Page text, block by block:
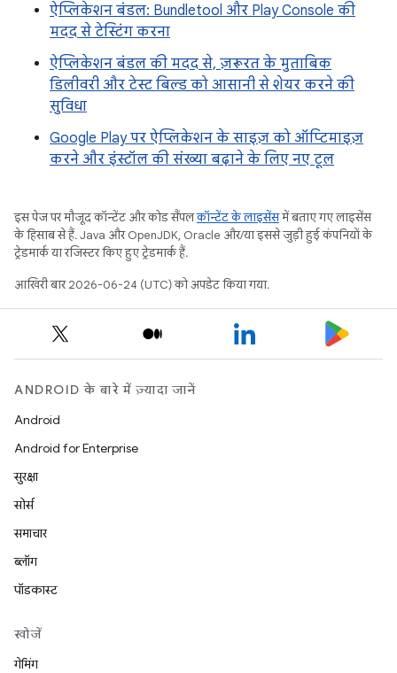
ऐप्लिकेशन बंडल: Bundletool और Play Console की
मदद से टेस्टिंग करना
ऐप्लिकेशन बंडल की मदद से, ज़रूरत के मुताबिक
डिलीवरी और टेस्ट बिल्ड को आसानी से शेयर करने की
सुविधा
Google Play पर ऐप्लिकेशन के साइज़ को ऑप्टिमाइज़
करने और इंस्टॉल की संख्या बढ़ाने के लिए नए टूल
इस पेज पर मौजूद कॉन्टेंट और कोड सैंपलकॉन्टेंट के लाइसेंसमें बताए गए लाइसेंस
के हिसाब से हैं. Java और OpenJDK, Oracle और/या इससे जुड़ी हुई कंपनियों के
ट्रेडमार्क या रजिस्टर किए हुए ट्रेडमार्क हैं.
आखिरी बार 2026-06-24 (UTC) को अपडेट किया गया.
ANDROID के बारे में ज़्यादा जानें
Android
Android for Enterprise
सुरक्षा
सोर्स
समाचार
ब्लॉग
पॉडकास्ट
खोजें
गेमिंग